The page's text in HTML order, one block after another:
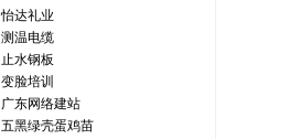
怡达礼业
测温电缆
止水钢板
变脸培训
广东网络建站
五黑绿壳蛋鸡苗